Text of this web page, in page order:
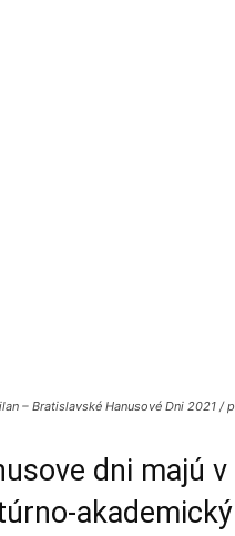
– Bratislavské Hanusové Dni 2021 /
dni majú